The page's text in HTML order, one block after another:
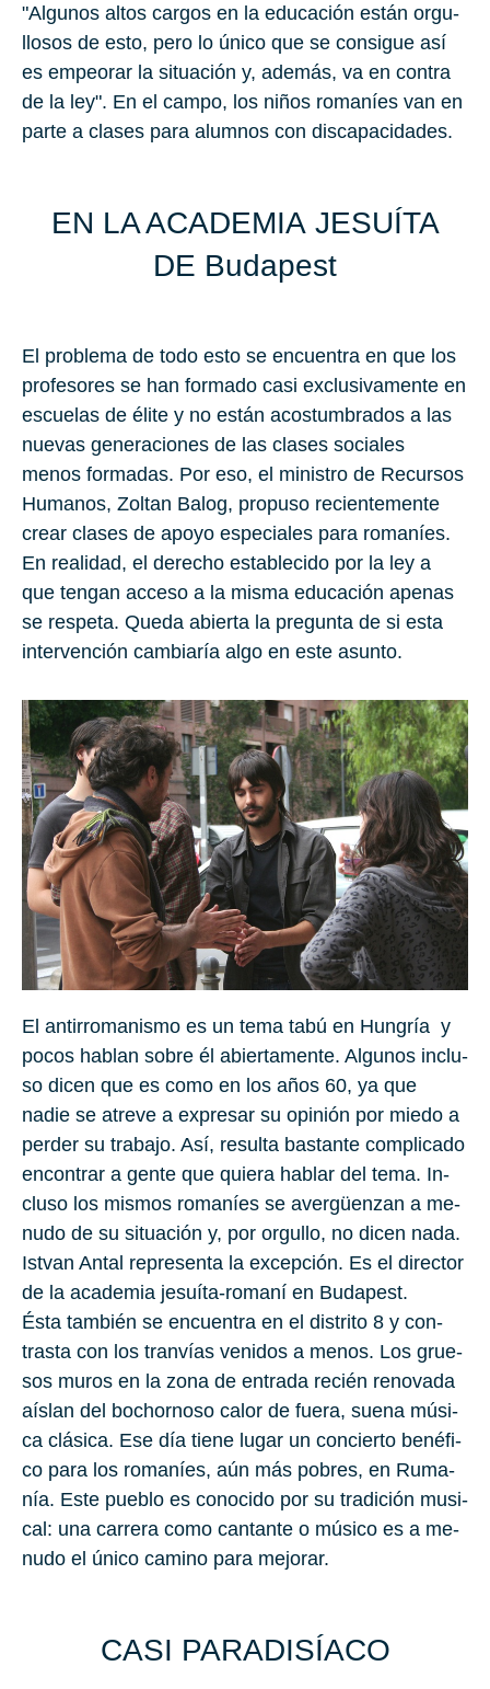
"Al­gu­nos altos car­gos en la edu­ca­ción están or­gu­
llo­sos de esto, pero lo único que se con­si­gue así
es em­peo­rar la si­tua­ción y, ade­más, va en con­tra
de la ley". En el campo, los niños ro­ma­níes van en
parte a cla­ses para alum­nos con dis­ca­pa­ci­da­des.
EN LA ACA­DE­MIA JE­SUÍ­TA
DE Bu­da­pest
El pro­ble­ma de todo esto se en­cuen­tra en que los
pro­fe­so­res se han for­ma­do casi ex­clu­si­va­men­te en
es­cue­las de élite y no están acos­tum­bra­dos a las
nue­vas ge­ne­ra­cio­nes de las cla­ses so­cia­les
menos for­ma­das. Por eso, el mi­nis­tro de Re­cur­sos
Hu­ma­nos, Zol­tan Balog, pro­pu­so re­cien­te­men­te
crear cla­ses de apoyo es­pe­cia­les para ro­ma­níes.
En reali­dad, el de­re­cho es­ta­ble­ci­do por la ley a
que ten­gan ac­ce­so a la misma edu­ca­ción ape­nas
se res­pe­ta. Queda abier­ta la pre­gun­ta de si esta
in­ter­ven­ción cam­bia­ría algo en este asun­to.
El an­ti­rro­ma­nis­mo es un tema tabú en Hun­gría y
pocos ha­blan sobre él abier­ta­men­te. Al­gu­nos in­clu­
so dicen que es como en los años 60, ya que
nadie se atre­ve a ex­pre­sar su opi­nión por miedo a
per­der su tra­ba­jo. Así, re­sul­ta bas­tan­te com­pli­ca­do
en­con­trar a gente que quie­ra ha­blar del tema. In­
clu­so los mis­mos ro­ma­níes se avergüenzan a me­
nu­do de su si­tua­ción y, por or­gu­llo, no dicen nada.
Ist­van Antal re­pre­sen­ta la ex­cep­ción. Es el di­rec­tor
de la aca­de­mia je­suí­ta-ro­ma­ní en Bu­da­pest.
Ésta tam­bién se en­cuen­tra en el dis­tri­to 8 y con­
tras­ta con los tran­vías ve­ni­dos a menos. Los grue­
sos muros en la zona de en­tra­da re­cién re­no­va­da
aís­lan del bo­chor­no­so calor de fuera, suena mú­si­
ca clá­si­ca. Ese día tiene lugar un con­cier­to be­né­fi­
co para los ro­ma­níes, aún más po­bres, en Ru­ma­
nía. Este pue­blo es co­no­ci­do por su tra­di­ción mu­si­
cal: una ca­rre­ra como can­tan­te o mú­si­co es a me­
nu­do el único ca­mino para me­jo­rar.
CASI PA­RA­DI­SÍA­CO